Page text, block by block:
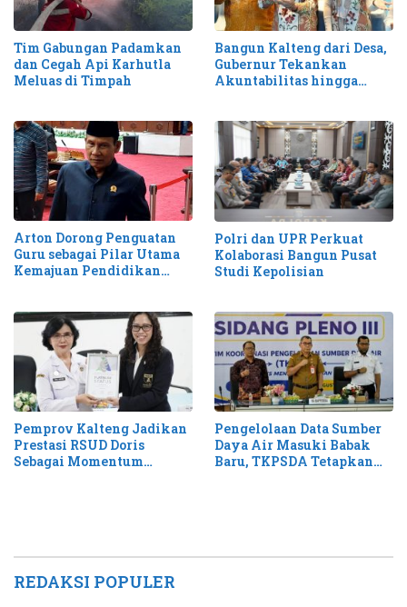
Tim Gabungan Padamkan
dan Cegah Api Karhutla
Meluas di Timpah
Bangun Kalteng dari Desa,
Gubernur Tekankan
Akuntabilitas hingga
Arton Dorong Penguatan
Guru sebagai Pilar Utama
Kemajuan Pendidikan
Polri dan UPR Perkuat
Kolaborasi Bangun Pusat
Studi Kepolisian
Pemprov Kalteng Jadikan
Prestasi RSUD Doris
Sebagai Momentum
Pengelolaan Data Sumber
Daya Air Masuki Babak
Baru, TKPSDA Tetapkan
REDAKSI POPULER